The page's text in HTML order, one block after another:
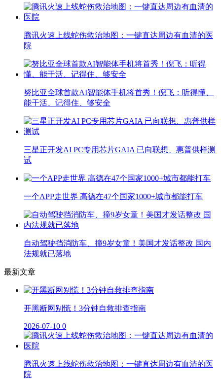
腾讯火速上线蛇伤救治地图：一键直达周边有血清的医
院
努比亚全球首款AI智能体手机将首秀！倪飞：听得懂、
能干活、记得住、够安全
三星正开发AI PC专用芯片GAIA 已向联想、惠普供样测
试
一个APP走世界 高德在47个国家1000+城市都能打车
自动驾驶挡消防车、撞9岁女童！美国才发话整改 国内
法规就已落地
最新文章
开黑断网别慌！3分钟自救排查指南
2026-07-10 0
腾讯火速上线蛇伤救治地图：一键直达周边有血清的医
院